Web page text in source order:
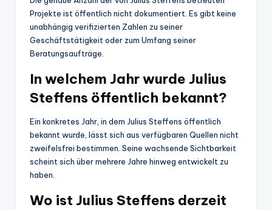
Projekte ist öffentlich nicht dokumentiert. Es gibt keine
unabhängig verifizierten Zahlen zu seiner
Geschäftstätigkeit oder zum Umfang seiner
Beratungsaufträge.
In welchem Jahr wurde Julius
Steffens öffentlich bekannt?
Ein konkretes Jahr, in dem Julius Steffens öffentlich
bekannt wurde, lässt sich aus verfügbaren Quellen nicht
zweifelsfrei bestimmen. Seine wachsende Sichtbarkeit
scheint sich über mehrere Jahre hinweg entwickelt zu
haben.
Wo ist Julius Steffens derzeit